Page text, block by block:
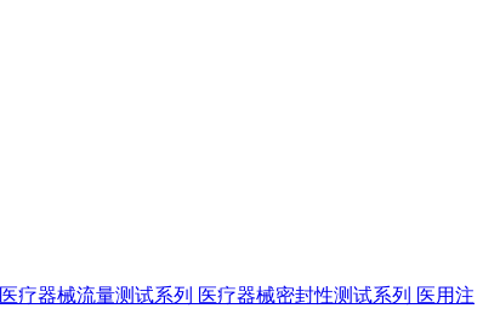
医疗器械流量测试系列 医疗器械密封性测试系列 医用注